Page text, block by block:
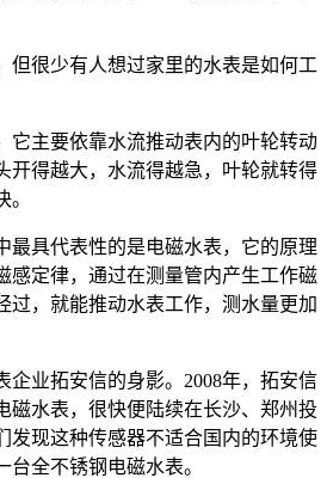
但很少有人想过家里的水表是如何工
它主要依靠水流推动表内的叶轮转动
开得越大，水流得越急，叶轮就转得
最具代表性的是电磁水表，它的原理
感定律，通过在测量管内产生工作磁
过，就能推动水表工作，测水量更加
企业拓安信的身影。2008年，拓安信
磁水表，很快便陆续在长沙、郑州投
发现这种传感器不适合国内的环境使
全不锈钢电磁水表。